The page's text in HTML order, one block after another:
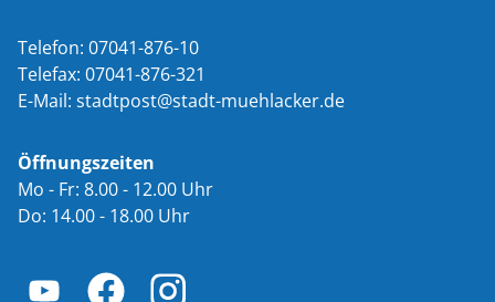
Telefon: 07041-876-10
Telefax: 07041-876-321
E-Mail: st dtp st st dt-m hl ck r d
Öffnungszeiten
Mo - Fr: 8.00 - 12.00 Uhr
Do: 14.00 - 18.00 Uhr